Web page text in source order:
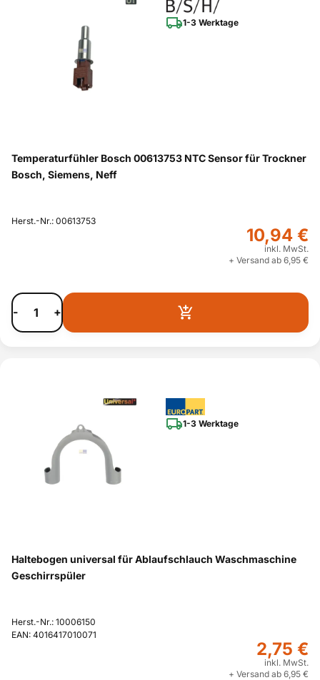
1-3 Werktage
Temperaturfühler Bosch 00613753 NTC Sensor für Trockner
Bosch, Siemens, Neff
Herst.-Nr.: 00613753
10,94 €
inkl. MwSt.
+ Versand ab 6,95 €
- +
1-3 Werktage
Haltebogen universal für Ablaufschlauch Waschmaschine
Geschirrspüler
Herst.-Nr.: 10006150
EAN: 4016417010071
2,75 €
inkl. MwSt.
+ Versand ab 6,95 €